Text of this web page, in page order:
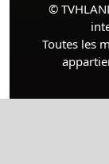
©
Toutes les